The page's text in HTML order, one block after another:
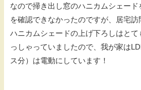
なので掃き出し窓のハニカムシェード
を確認できなかったのですが、居宅
ハニカムシェードの上げ下ろしはと
っしゃっていましたので、我が家は
ス分）は電動にしています！